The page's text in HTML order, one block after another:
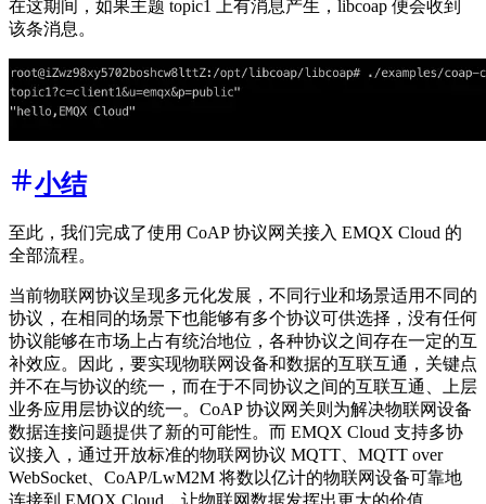
在这期间，如果主题 topic1 上有消息产生，libcoap 便会收到
该条消息。
小结
至此，我们完成了使用 CoAP 协议网关接入 EMQX Cloud 的
全部流程。
当前物联网协议呈现多元化发展，不同行业和场景适用不同的
协议，在相同的场景下也能够有多个协议可供选择，没有任何
协议能够在市场上占有统治地位，各种协议之间存在一定的互
补效应。因此，要实现物联网设备和数据的互联互通，关键点
并不在与协议的统一，而在于不同协议之间的互联互通、上层
业务应用层协议的统一。CoAP 协议网关则为解决物联网设备
数据连接问题提供了新的可能性。而 EMQX Cloud 支持多协
议接入，通过开放标准的物联网协议 MQTT、MQTT over
WebSocket、CoAP/LwM2M 将数以亿计的物联网设备可靠地